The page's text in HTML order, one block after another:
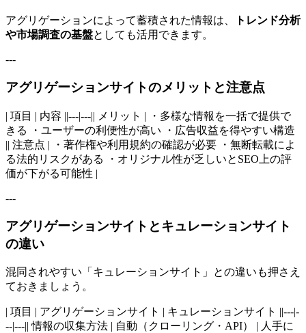
アグリゲーションによって蓄積された情報は、
トレンド分析
や市場調査の基盤としても活用できます。
---
アグリゲーションサイトのメリットと注意点
| 項目 | 内容 ||---|---|| メリット | ・多様な情報を一括で提供で
きる ・ユーザーの利便性が高い ・広告収益を得やすい構造
|| 注意点 | ・著作権や利用規約の確認が必要 ・無断転載によ
る法的リスクがある ・オリジナル性が乏しいとSEO上の評
価が下がる可能性 |
---
アグリゲーションサイトとキュレーションサイト
の違い
混同されやすい「キュレーションサイト」との違いも押さえ
ておきましょう。
| 項目 | アグリゲーションサイト | キュレーションサイト ||---|-
--|---|| 情報の収集方法 | 自動（クローリング・API） | 人手に